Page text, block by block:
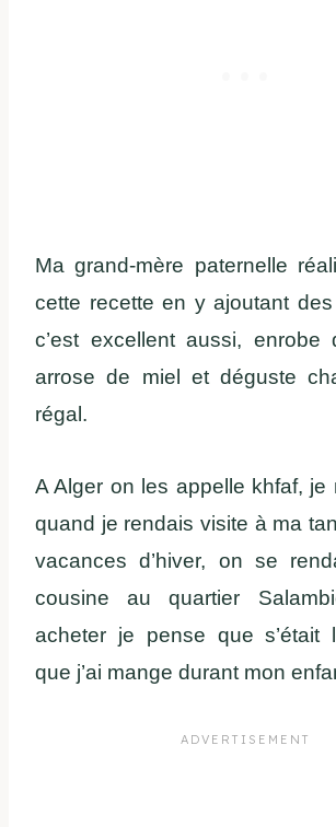
Ma grand-mère paternelle
cette recette en y ajoutant
c’est excellent aussi, enrobe
arrose de miel et déguste
régal.
A Alger on les appelle khfaf, je
quand je rendais visite à ma
vacances d’hiver, on se
cousine au quartier
acheter je pense que s’était
que j’ai mange durant mon